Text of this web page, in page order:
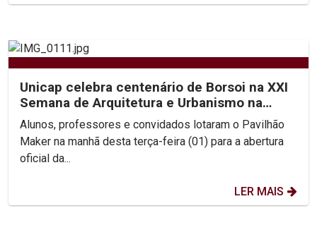
Unicap celebra centenário de Borsoi na XXI
Semana de Arquitetura e Urbanismo na
Unicap
Alunos, professores e convidados lotaram o Pavilhão
Maker na manhã desta terça-feira (01) para a abertura
oficial da...
LER MAIS